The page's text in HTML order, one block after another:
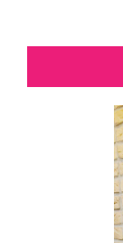
フォーの魅力を
長さって？